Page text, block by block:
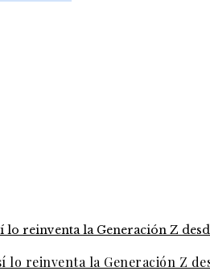
lo reinventa la Generación Z